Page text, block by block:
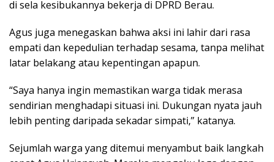
di sela kesibukannya bekerja di DPRD Berau.
Agus juga menegaskan bahwa aksi ini lahir dari rasa
empati dan kepedulian terhadap sesama, tanpa melihat
latar belakang atau kepentingan apapun.
“Saya hanya ingin memastikan warga tidak merasa
sendirian menghadapi situasi ini. Dukungan nyata jauh
lebih penting daripada sekadar simpati,” katanya.
Sejumlah warga yang ditemui menyambut baik langkah